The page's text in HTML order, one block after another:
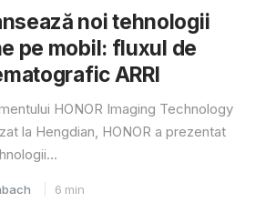
noi tehnologii
pe mobil: fluxul de
ARRI
HONOR Imaging Technology
la Hengdian, HONOR a prezentat
6 min